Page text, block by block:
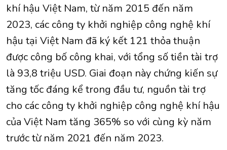
khí hậu Việt Nam, từ năm 2015 đến năm
2023, các công ty khởi nghiệp công nghệ khí
hậu tại Việt Nam đã ký kết 121 thỏa thuận
được công bố công khai, với tổng số tiền tài trợ
là 93,8 triệu USD. Giai đoạn này chứng kiến ​​sự
tăng tốc đáng kể trong đầu tư, nguồn tài trợ
cho các công ty khởi nghiệp công nghệ khí hậu
của Việt Nam tăng 365% so với cùng kỳ năm
trước từ năm 2021 đến năm 2023.